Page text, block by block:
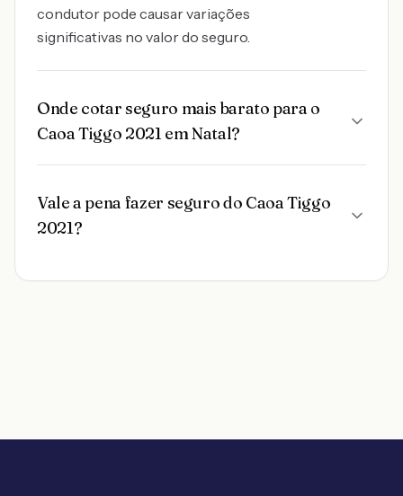
condutor pode causar variações
significativas no valor do seguro.
Onde cotar seguro mais barato para o
Caoa Tiggo 2021 em Natal?
Vale a pena fazer seguro do Caoa Tiggo
2021?